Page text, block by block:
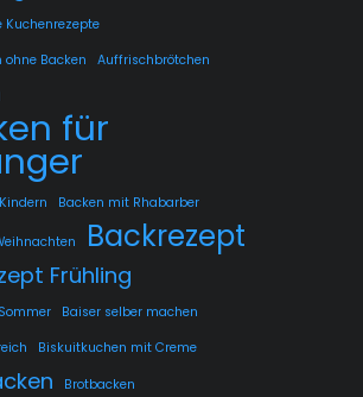
Kuchenrezepte
Backen
Auffrischbrötchen
für
Backen mit Rhabarber
Backrezept
Frühling
Baiser selber machen
Biskuitkuchen mit Creme
Brotbacken